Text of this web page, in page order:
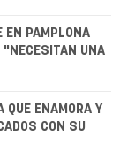
EN PAMPLONA
"NECESITAN UNA
QUE ENAMORA Y
CON SU